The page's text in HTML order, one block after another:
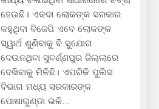
ହେଉଛି। ଏକଦା ଲୋକଙ୍କ ସରକାର
କହୁଥିବା ବିଜେପି ଏବେ ଲୋକଙ୍କ
ସ୍ୱାର୍ଥ ଶୁଣିବାକୁ ବି ସୁଯୋଗ
ଦେଉନଥିବା ସୁବର୍ଣ୍ଣପୁର ଜିଲ୍ଲାରେ
ଦେଖିବାକୁ ମିଳିଛି। ଏପରିକି ପୁଲିସ
ବିଭାଗ ମଧ୍ୟ ସରକାରଙ୍କ
ପୋଷାଗୁଣ୍ଡା ଭଳି…